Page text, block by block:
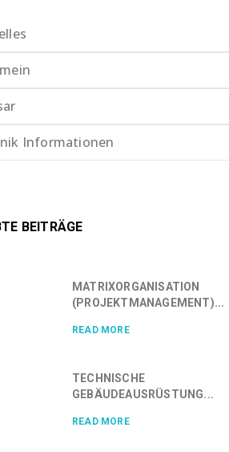
Informationen
BEITRÄGE
MATRIXORGANISATION
(PROJEKTMANAGEMENT)...
READ MORE
TECHNISCHE
GEBÄUDEAUSRÜSTUNG...
READ MORE